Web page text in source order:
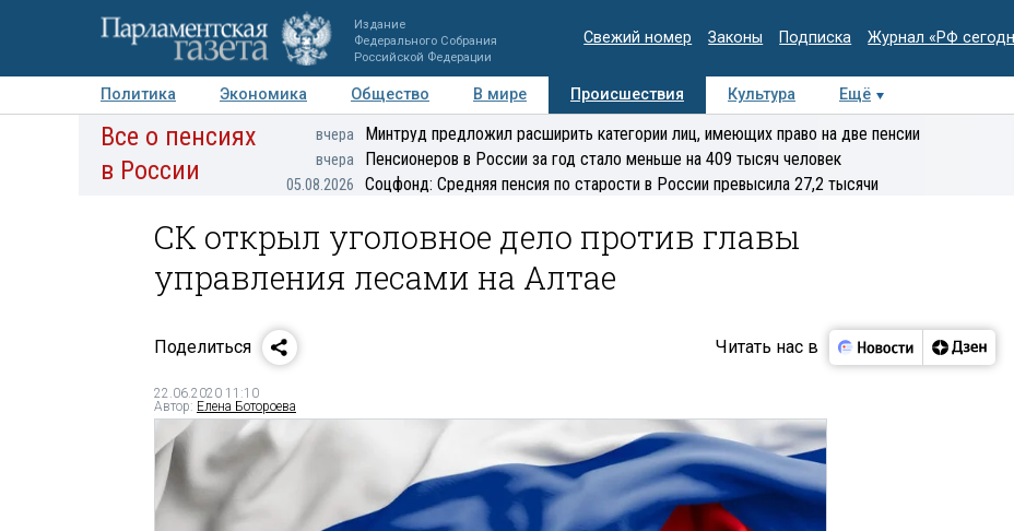
Издание
Федерального Собрания
Российской Федерации
Свежий номер Законы Подписка Журнал «РФ
Политика Экономика Общество В мире Происшествия Культура Ещё
Авторы Персоны Мнения Регионы Медиацентр Интервью Колумнисты
Деловая
Все о пенсиях
в России
вчера Минтруд предложил расширить категории лиц, имеющих право на две пенсии
вчера Пенсионеров в России за год стало меньше на 409 тысяч человек
05.08.2026 Соцфонд: Средняя пенсия по старости в России превысила 27,2 тысячи
СК открыл уголовное дело против главы
управления лесами на Алтае
Поделиться Читать нас в
22.06.2020 11:10
Автор: Елена Ботороева